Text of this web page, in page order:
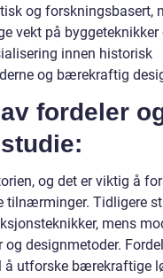
og forskningsbasert,
vekt på byggeteknikker
innen historisk
og bærekraftig
fordeler
og det er viktig å
tilnærminger. Tidligere
mens
designmetoder.
å utforske bærekraftige